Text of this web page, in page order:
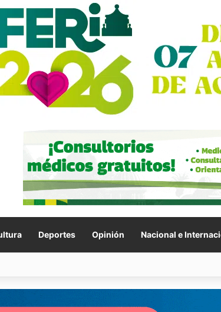
Deportes Opinión Nacional e